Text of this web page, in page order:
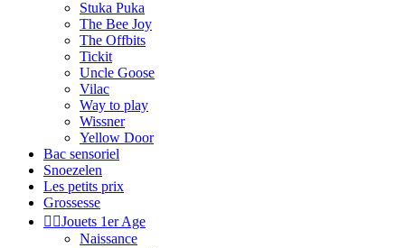
Stuka Puka
The Bee Joy
The Offbits
Tickit
Uncle Goose
Vilac
Way to play
Wissner
Yellow Door
Bac sensoriel
Snoezelen
Les petits prix
Grossesse
 Jouets 1er Age
Naissance